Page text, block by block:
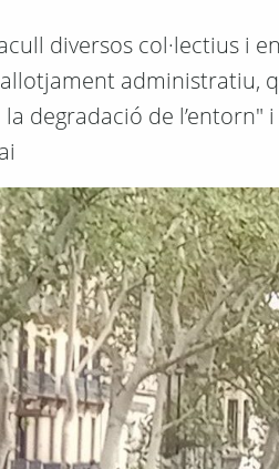
diversos col·lectius i
administratiu,
degradació de